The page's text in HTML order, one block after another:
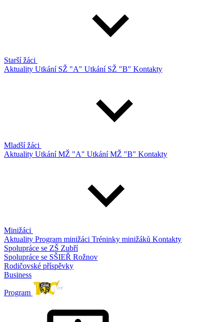
Starší žáci
Aktuality Utkání SŽ "A" Utkání SŽ "B" Kontakty
Mladší žáci
Aktuality Utkání MŽ "A" Utkání MŽ "B" Kontakty
Minižáci
Aktuality Program minižáci Tréninky minižáků Kontakty
Spolupráce se ZŠ Zubří
Spolupráce se SŠIEŘ Rožnov
Rodičovské příspěvky
Business
Program